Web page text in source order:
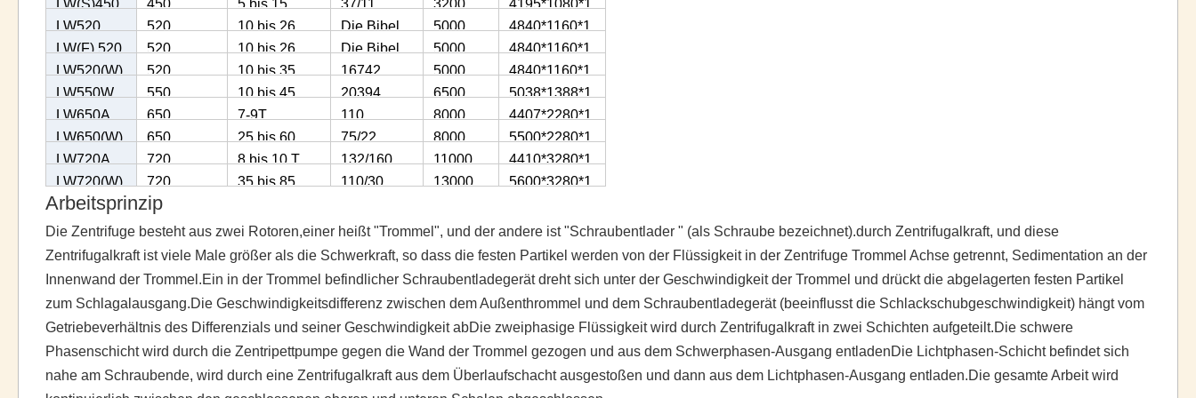
((W)
360
LW(S)450 450 5 bis 15 37/11 3200
4195*1080*1
360
LW520 520 10 bis 26
Die Bibel,
15.
5000
4840*1160*1
465
LW(F) 520 520 10 bis 26
Die Bibel,
15.
5000
4840*1160*1
465
LW520(W) 520 10 bis 35 16742 5000
4840*1160*1
465
LW550W 550 10 bis 45 20394 6500
5038*1388*1
578
LW650A 650 7-9T 110 8000
4407*2280*1
340
LW650(W) 650 25 bis 60 75/22 8000
5500*2280*1
340
LW720A 720 8 bis 10 T 132/160 11000
4410*3280*1
450
LW720(W) 720 35 bis 85 110/30 13000
5600*3280*1
Arbeitsprinzip
Die Zentrifuge besteht aus zwei Rotoren,einer heißt "Trommel", und der andere ist "Schraubentlader " (als Schraube bezeichnet).durch Zentrifugalkraft, und diese
Zentrifugalkraft ist viele Male größer als die Schwerkraft, so dass die festen Partikel werden von der Flüssigkeit in der Zentrifuge Trommel Achse getrennt, Sedimentation an der
Innenwand der Trommel.Ein in der Trommel befindlicher Schraubentladegerät dreht sich unter der Geschwindigkeit der Trommel und drückt die abgelagerten festen Partikel
zum Schlagalausgang.Die Geschwindigkeitsdifferenz zwischen dem Außenthrommel und dem Schraubentladegerät (beeinflusst die Schlackschubgeschwindigkeit) hängt vom
Getriebeverhältnis des Differenzials und seiner Geschwindigkeit abDie zweiphasige Flüssigkeit wird durch Zentrifugalkraft in zwei Schichten aufgeteilt.Die schwere
Phasenschicht wird durch die Zentripettpumpe gegen die Wand der Trommel gezogen und aus dem Schwerphasen-Ausgang entladenDie Lichtphasen-Schicht befindet sich
nahe am Schraubende, wird durch eine Zentrifugalkraft aus dem Überlaufschacht ausgestoßen und dann aus dem Lichtphasen-Ausgang entladen.Die gesamte Arbeit wird